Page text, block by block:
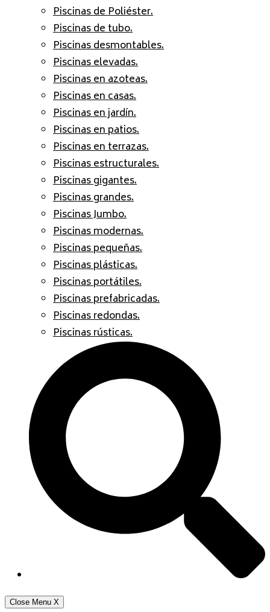
Piscinas de Poliéster.
Piscinas de tubo.
Piscinas desmontables.
Piscinas elevadas.
Piscinas en azoteas.
Piscinas en casas.
Piscinas en jardín.
Piscinas en patios.
Piscinas en terrazas.
Piscinas estructurales.
Piscinas gigantes.
Piscinas grandes.
Piscinas Jumbo.
Piscinas modernas.
Piscinas pequeñas.
Piscinas plásticas.
Piscinas portátiles.
Piscinas prefabricadas.
Piscinas redondas.
Piscinas rústicas.
Close Menu X